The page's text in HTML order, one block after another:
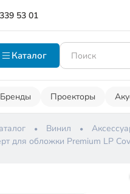
53 01
Каталог
Бренды Проекторы
Винил
для обложки Premium LP